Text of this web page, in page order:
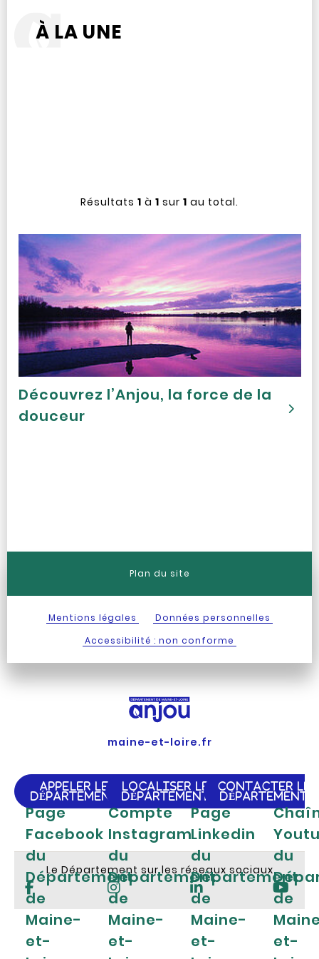
À LA UNE
Résultats 1 à 1 sur 1 au total.
Découvrez l’Anjou, la force de la
douceur
Plan du site
Mentions légales
Données personnelles
Accessibilité : non conforme
maine-et-loire.fr
APPELER LE
DÉPARTEMENT
LOCALISER LE
DÉPARTEMENT
CONTACTER LE
DÉPARTEMENT
Le Département sur les réseaux sociaux
Page
Facebook
du
Département
de
Maine-
et-
Compte
Instagram
du
Département
de
Maine-
et-
Page
Linkedin
du
Département
de
Maine-
et-
du
de
et-